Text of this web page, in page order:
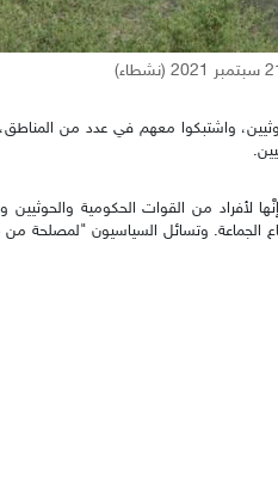
واشتبكوا معهم في عدد من
لأفراد من القوات الحكومية والحوثيين
الجماعة. وتسائل السياسيون "لمصلحة